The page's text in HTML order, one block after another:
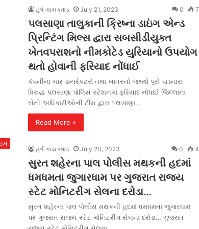
હર્ષ ગાયક્વાડ July 21, 2023 0 7
પલસાણા તાલુકાની ક્રિષ્ના ડાઇંગ એન્ડ
પ્રિન્ટિંગ મિલ્સ દ્વારા સબસીડીયુક્ત
ખેતવપરાશનો નીમકોટેડ યુરિયાનો ઉપયોગ
થતો હોવાની ફરિયાદ નોંધાઈ
કંપનીના ચાર ડાયરેકટરો તથા ખાતરનો જથ્થો પુરો પાડનારા
વિરુદ્ધ પલસાણા પોલિસ સ્ટેશનમાં ફરિયાદ નોંધાઈ જિલ્લાના
ખેતી અધિકારીઓની ટીમ દ્વારા પલસાણા…
Read More »
હર્ષ ગાયક્વાડ July 20, 2023 0 4
સુરત શહેરના પાલ પોલીસ મથકની હદમાં
ધમધમતા જુગારધામ પર ગુજરાત રાજ્ય
સ્ટેટ મોનિટરીંગ સેલના દરોડા…
સુરત શહેરના પાલ પોલીસ મથકની હદમાં ધમધમતા જુગારધામ
પર ગુજરાત રાજ્ય સ્ટેટ મોનિટરીંગ સેલના દરોડા… ગુજરાત